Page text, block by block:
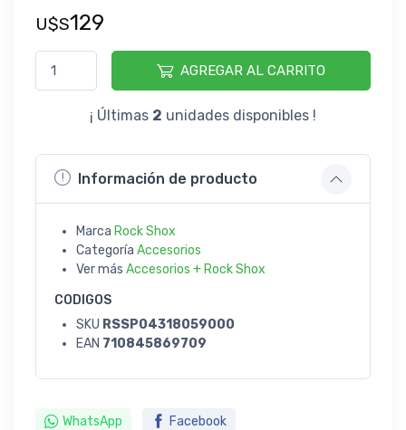
U$S129
AGREGAR AL CARRITO
¡ Últimas 2 unidades disponibles !
Información de producto
Marca Rock Shox
Categoría Accesorios
Ver más Accesorios + Rock Shox
CODIGOS
SKU RSSP04318059000
EAN 710845869709
WhatsApp Facebook